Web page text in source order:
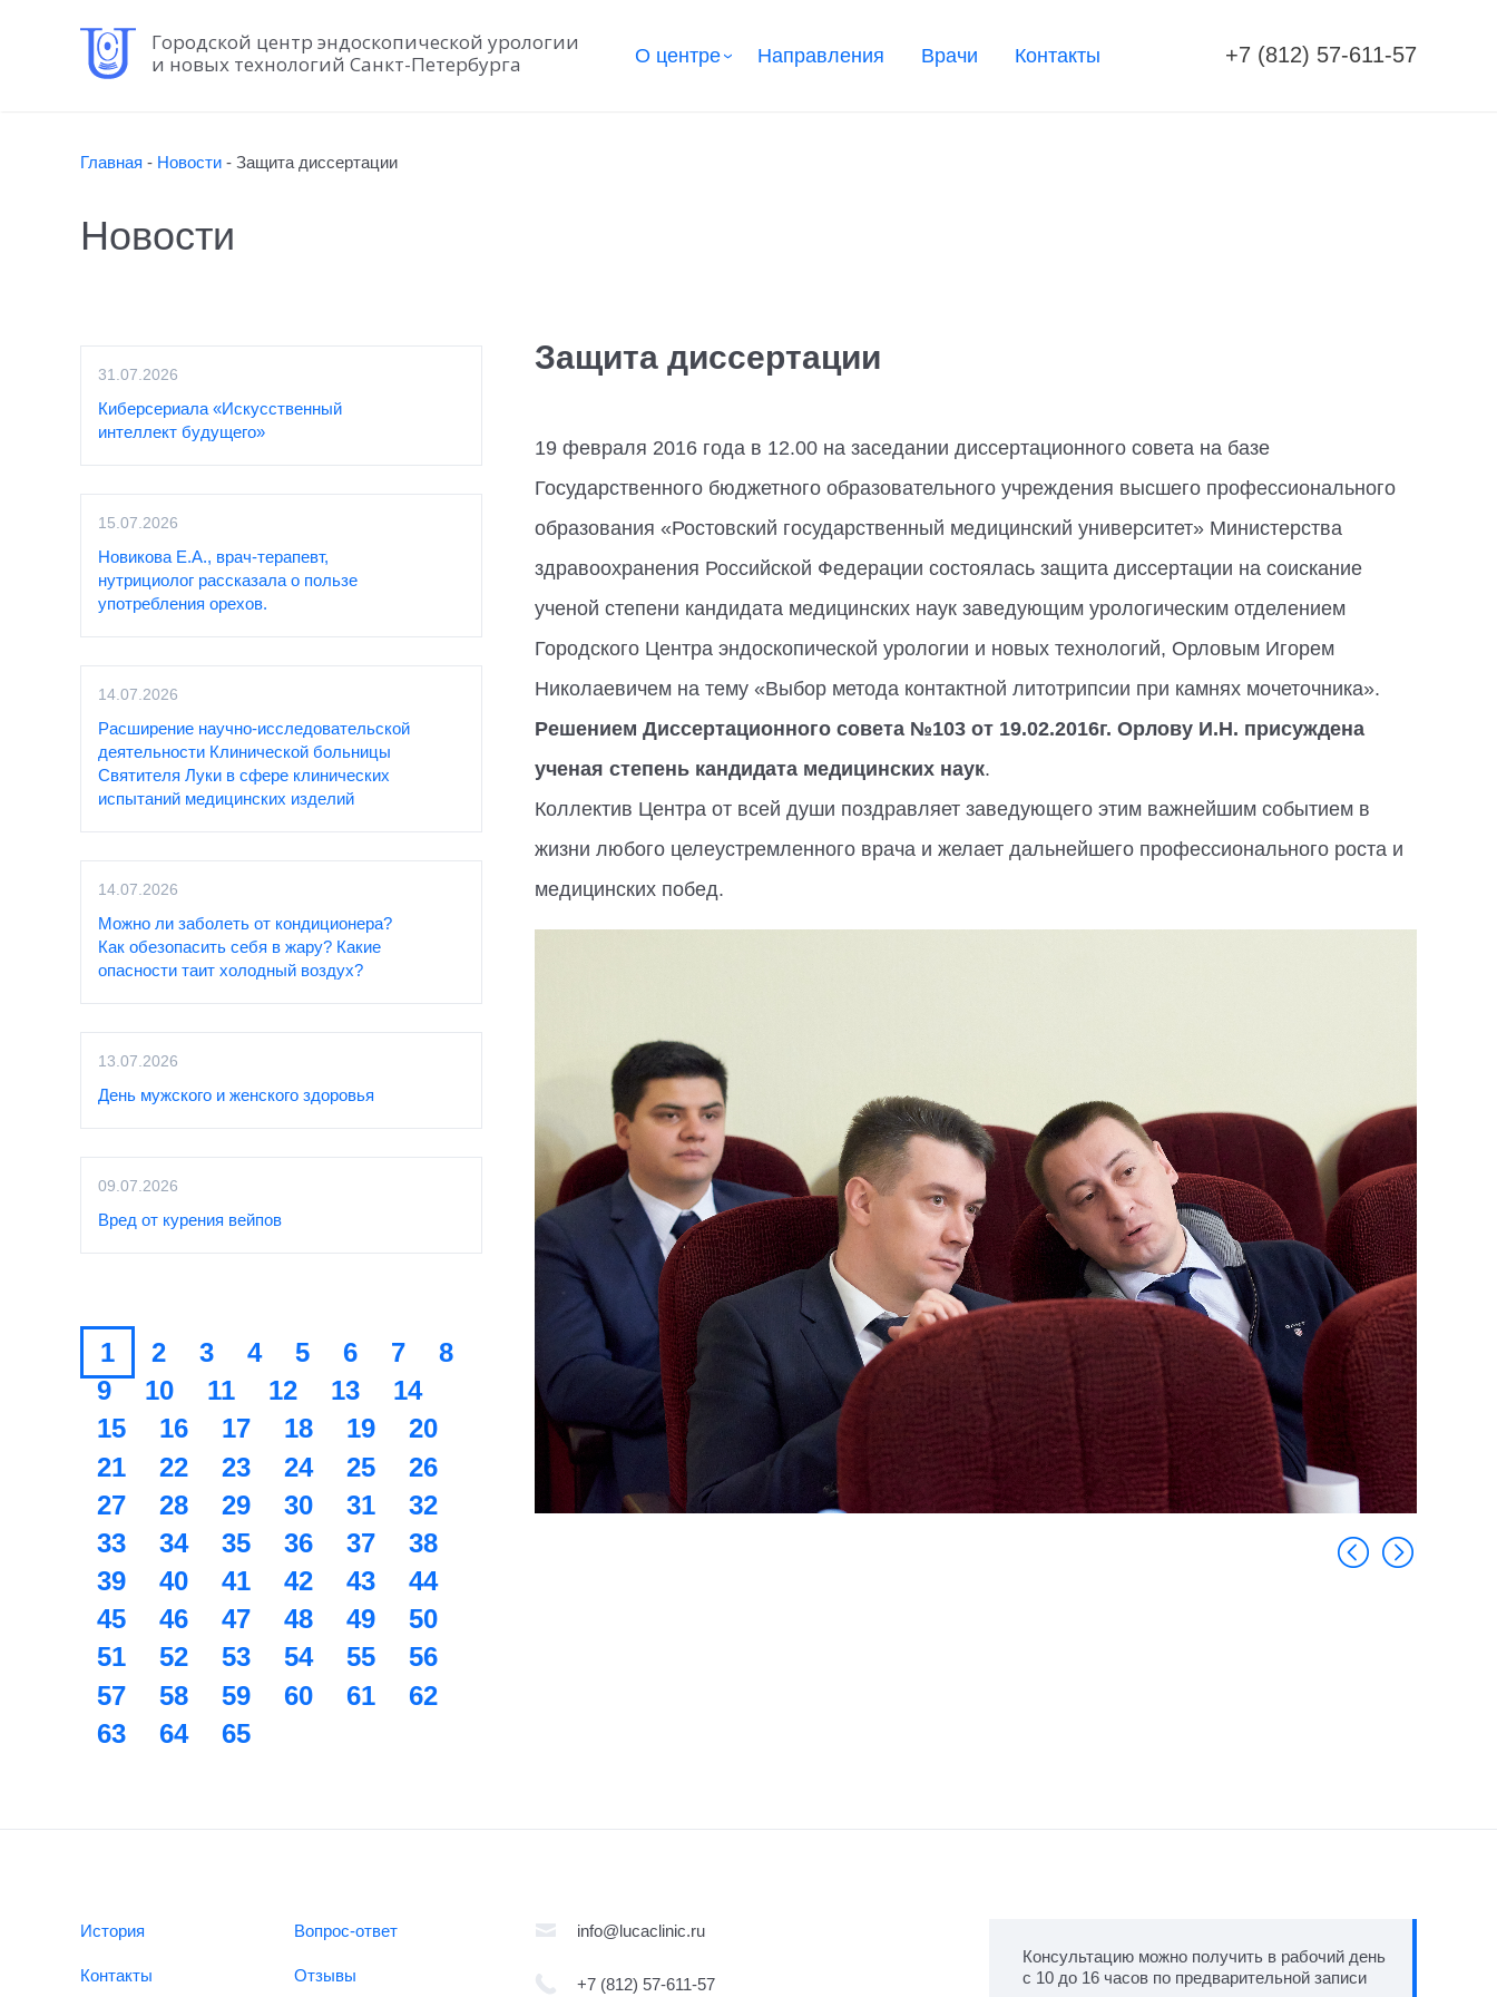
Городской центр эндоскопической урологии
и новых технологий Санкт-Петербурга
О центре Направления Врачи Контакты +7 (812) 57-611-57
Главная - Новости - Защита диссертации
Новости
31.07.2026
Киберсериала «Искусственный
интеллект будущего»
15.07.2026
Новикова Е.А., врач-терапевт,
нутрициолог рассказала о пользе
употребления орехов.
14.07.2026
Расширение научно-исследовательской
деятельности Клинической больницы
Святителя Луки в сфере клинических
испытаний медицинских изделий
14.07.2026
Можно ли заболеть от кондиционера?
Как обезопасить себя в жару? Какие
опасности таит холодный воздух?
13.07.2026
День мужского и женского здоровья
09.07.2026
Вред от курения вейпов
1 2 3 4 5 6 7
8
9
10 11 12 13
14
15
16 17 18 19
20
21
22 23 24 25
26
27
28 29 30 31
32
33
34 35 36 37
38
39
40 41 42 43
44
45
46 47 48 49
50
51
52 53 54 55
56
57
58 59 60 61
62
63
64 65
Защита диссертации
19 февраля 2016 года в 12.00 на заседании диссертационного совета на базе
Государственного бюджетного образовательного учреждения высшего профессионального
образования «Ростовский государственный медицинский университет» Министерства
здравоохранения Российской Федерации состоялась защита диссертации на соискание
ученой степени кандидата медицинских наук заведующим урологическим отделением
Городского Центра эндоскопической урологии и новых технологий, Орловым Игорем
Николаевичем на тему «Выбор метода контактной литотрипсии при камнях мочеточника».
Решением Диссертационного совета №103 от 19.02.2016г. Орлову И.Н. присуждена
ученая степень кандидата медицинских наук.
Коллектив Центра от всей души поздравляет заведующего этим важнейшим событием в
жизни любого целеустремленного врача и желает дальнейшего профессионального роста и
медицинских побед.
История Вопрос-ответ
Контакты Отзывы
info@lucaclinic.ru
+7 (812) 57-611-57
Консультацию можно получить в рабочий день
с 10 до 16 часов по предварительной записи